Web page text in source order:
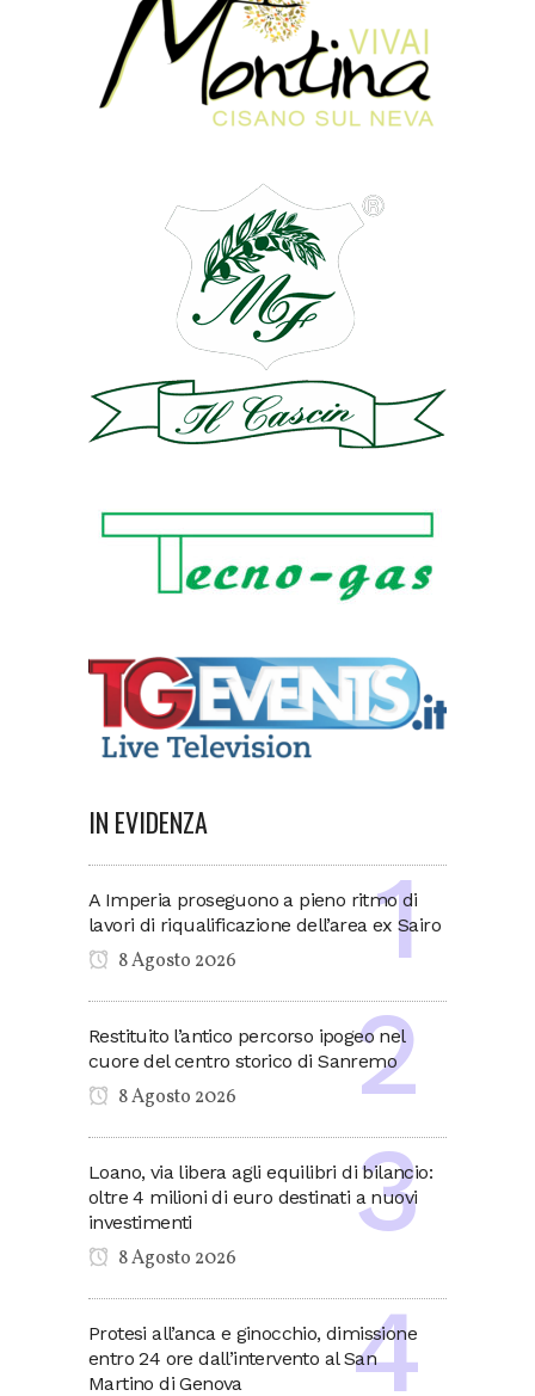
IN EVIDENZA
A Imperia proseguono a pieno ritmo di
lavori di riqualificazione dell’area ex Sairo
8 Agosto 2026
Restituito l’antico percorso ipogeo nel
cuore del centro storico di Sanremo
8 Agosto 2026
Loano, via libera agli equilibri di bilancio:
oltre 4 milioni di euro destinati a nuovi
investimenti
8 Agosto 2026
Protesi all’anca e ginocchio, dimissione
entro 24 ore dall’intervento al San
Martino di Genova